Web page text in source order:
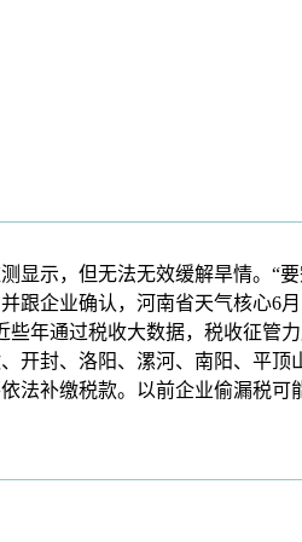
示，但无法无效缓解旱情。“
跟企业确认，河南省天气核心6
年通过税收大数据，税收征管
开封、洛阳、漯河、南阳、平
法补缴税款。以前企业偷漏税